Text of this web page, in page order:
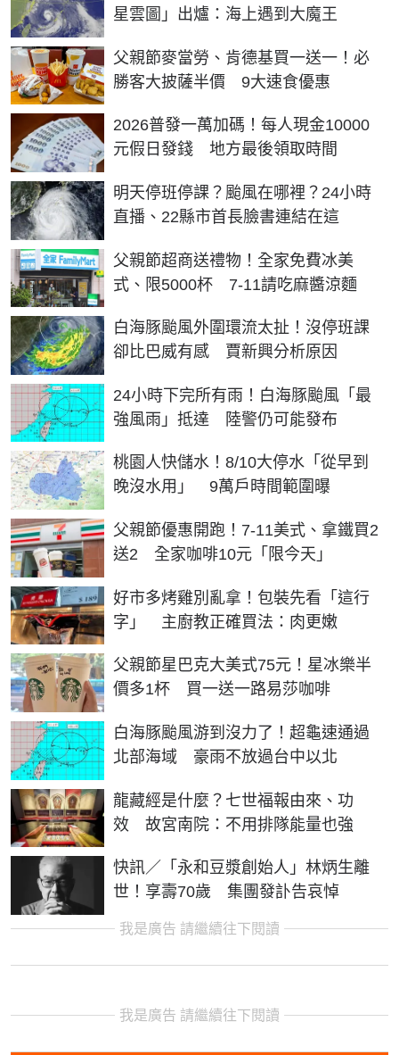
星雲圖」出爐：海上遇到大魔王
父親節麥當勞、肯德基買一送一！必
勝客大披薩半價 9大速食優惠
2026普發一萬加碼！每人現金10000
元假日發錢 地方最後領取時間
明天停班停課？颱風在哪裡？24小時
直播、22縣市首長臉書連結在這
父親節超商送禮物！全家免費冰美
式、限5000杯 7-11請吃麻醬涼麵
白海豚颱風外圍環流太扯！沒停班課
卻比巴威有感 賈新興分析原因
24小時下完所有雨！白海豚颱風「最
強風雨」抵達 陸警仍可能發布
桃園人快儲水！8/10大停水「從早到
晚沒水用」 9萬戶時間範圍曝
父親節優惠開跑！7-11美式、拿鐵買2
送2 全家咖啡10元「限今天」
好市多烤雞別亂拿！包裝先看「這行
字」 主廚教正確買法：肉更嫩
父親節星巴克大美式75元！星冰樂半
價多1杯 買一送一路易莎咖啡
白海豚颱風游到沒力了！超龜速通過
北部海域 豪雨不放過台中以北
龍藏經是什麼？七世福報由來、功
效 故宮南院：不用排隊能量也強
快訊／「永和豆漿創始人」林炳生離
世！享壽70歲 集團發訃告哀悼
我是廣告 請繼續往下閱讀
我是廣告 請繼續往下閱讀